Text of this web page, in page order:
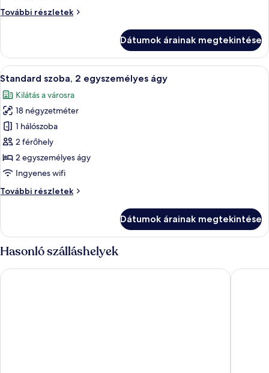
queen
További részletek
Standard
(nagyméretű)
franciaágy
további
Dátumok árainak megtekintése
A
következő
szoba
összes
képének
megtekintése:
Standard
szoba,
egyszemélyes
Standard szoba, 2 egyszemélyes
10
Standard szoba, 2 egyszemélyes ágy
Kilátás a városra
18 négyzetméter
1 hálószoba
2 férőhely
2 egyszemélyes ágy
Ingyenes wifi
További részletek
Standard
ágy
további
részletei
Dátumok árainak megtekintése
Hasonló szálláshelyek
Novotel Living Saigon South Saigon